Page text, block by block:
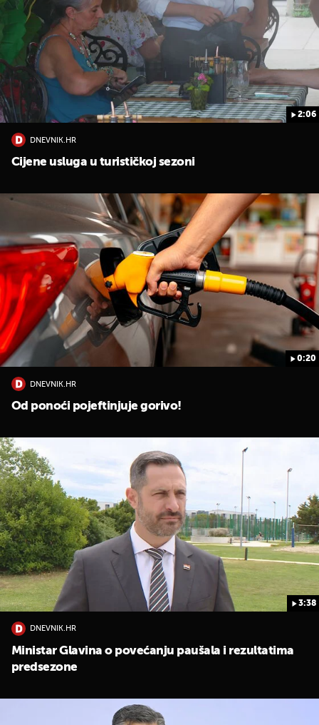
2:06
DNEVNIK.HR
Cijene usluga u turističkoj sezoni
0:20
DNEVNIK.HR
Od ponoći pojeftinjuje gorivo!
3:38
DNEVNIK.HR
Ministar Glavina o povećanju paušala i rezultatima
predsezone